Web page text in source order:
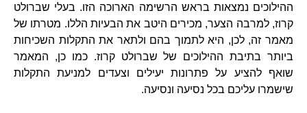
ההילוכים נמצאות בראש הרשימה הארוכה הזו. בעלי שברולט
קרוז, למרבה הצער, מכירים היטב את הבעיות הללו. מטרתו של
מאמר זה, לכן, היא לתמוך בהם ולתאר את התקלות השכיחות
ביותר בתיבת ההילוכים של שברולט קרוז. כמו כן, המאמר
שואף להציע על פתרונות יעילים וצעדים למניעת התקלות
שישמרו עליכם בכל נסיעה ונסיעה.